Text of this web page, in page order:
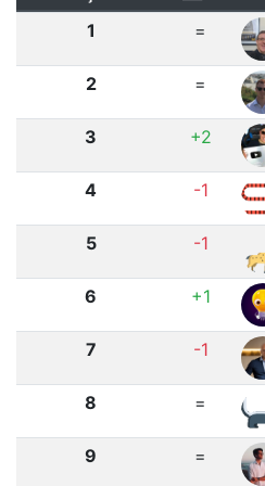
1
=
2 =
3 +2
4 -1
5 -1
6 +1
7 -1
8 =
9 =